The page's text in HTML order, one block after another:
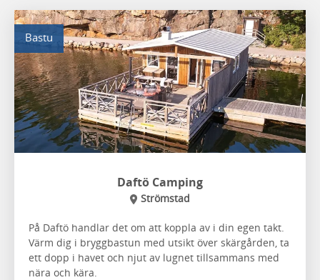
Bastu
Daftö Camping
Strömstad
På Daftö handlar det om att koppla av i din egen takt.
Värm dig i bryggbastun med utsikt över skärgården, ta
ett dopp i havet och njut av lugnet tillsammans med
nära och kära.